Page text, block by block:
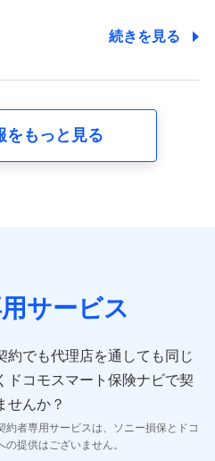
答に関する情報などが含まれ
お支払方法、車のメーカーや
の構造や築年数などの情報、
して、保険契約者及び被保険
、性別、保険契約者と被保険
どの情報、ペットの種類や年
ます。
】
続きを見る
をもっと見る
サービス
約でも代理店を通しても同じ
ドコモスマート保険ナビで契
せんか？
約者専用サービスは、ソニー損保とドコ
提供はございません。